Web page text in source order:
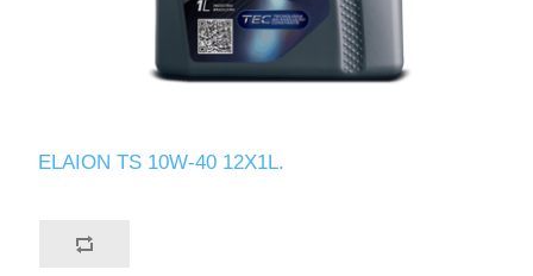
ELAION TS 10W-40 12X1L.